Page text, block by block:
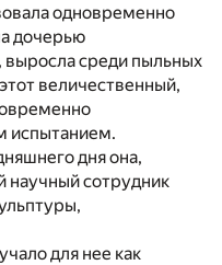
одновременно
дочерью
выросла среди пыльных
величественный,
испытанием.
дня она,
научный сотрудник
для нее как